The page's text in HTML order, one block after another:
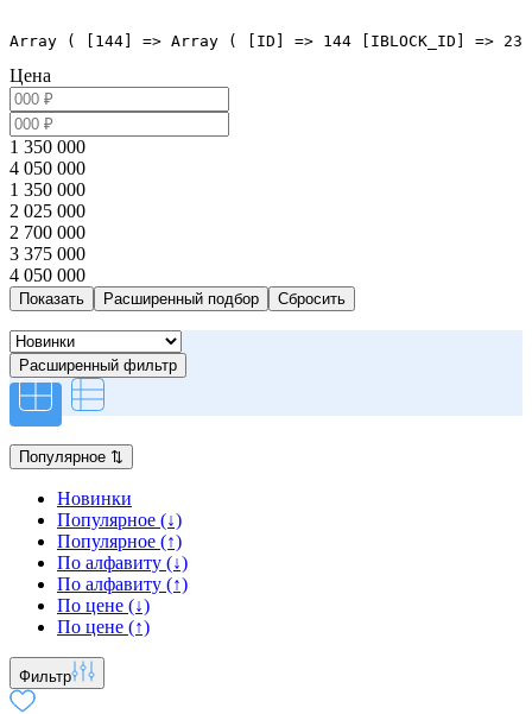
Array ( [144] => Array ( [ID] => 144 [IBLOCK_ID] => 23
Цена
1 350 000
4 050 000
1 350 000
2 025 000
2 700 000
3 375 000
4 050 000
Расширенный подбор
Расширенный фильтр
Популярное ⇅
Новинки
Популярное (↓)
Популярное (↑)
По алфавиту (↓)
По алфавиту (↑)
По цене (↓)
По цене (↑)
Фильтр